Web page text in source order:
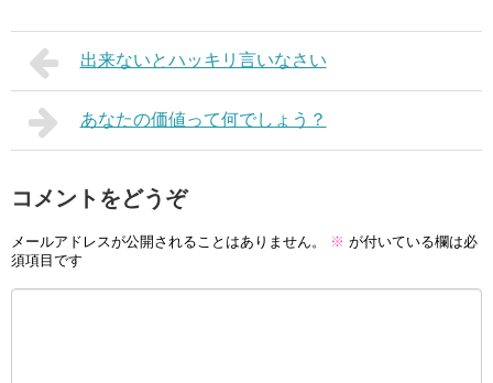
出来ないとハッキリ言いなさい
あなたの価値って何でしょう？
コメントをどうぞ
メールアドレスが公開されることはありません。 ※ が付いている欄は必
須項目です